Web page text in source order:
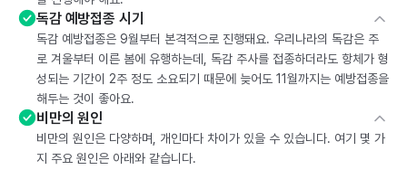
독감 예방접종 시기
독감 예방접종은 9월부터 본격적으로 진행돼요. 우리나라의 독감은 주
로 겨울부터 이른 봄에 유행하는데, 독감 주사를 접종하더라도 항체가 형
성되는 기간이 2주 정도 소요되기 때문에 늦어도 11월까지는 예방접종을
해두는 것이 좋아요.
비만의 원인
비만의 원인은 다양하며, 개인마다 차이가 있을 수 있습니다. 여기 몇 가
지 주요 원인은 아래와 같습니다.